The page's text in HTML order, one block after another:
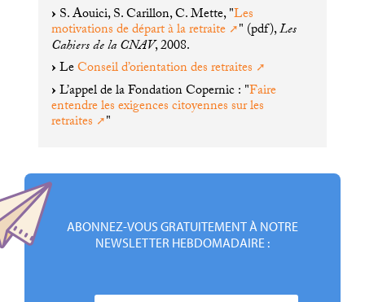
S. Aouici, S. Carillon, C. Mette, "Les
motivations de départ à la retraite " (pdf),Les
Cahiers de laCNAV, 2008.
LeConseil d’orientation des retraites
L’appel de la Fondation Copernic : "Faire
entendre les exigences citoyennes sur les
retraites "
ABONNEZ-VOUS GRATUITEMENT À NOTRE
NEWSLETTER HEBDOMADAIRE :